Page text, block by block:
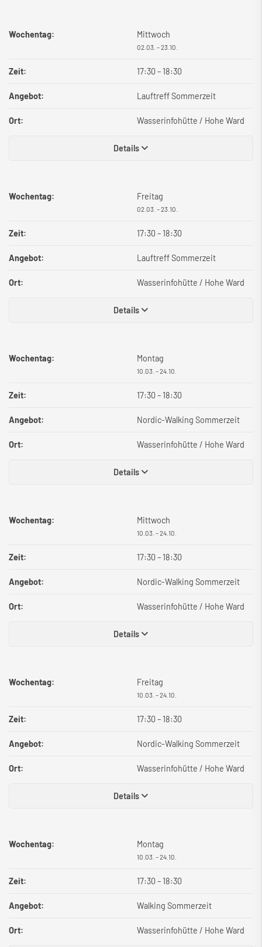
Wochentag: Mittwoch
02.03. – 23.10.
Zeit: 17:30 – 18:30
Angebot: Lauftreff Sommerzeit
Ort: Wasserinfohütte / Hohe Ward
Details
Wochentag: Freitag
02.03. – 23.10.
Zeit: 17:30 – 18:30
Angebot: Lauftreff Sommerzeit
Ort: Wasserinfohütte / Hohe Ward
Details
Wochentag: Montag
10.03. – 24.10.
Zeit: 17:30 – 18:30
Angebot: Nordic-Walking Sommerzeit
Ort: Wasserinfohütte / Hohe Ward
Details
Wochentag: Mittwoch
10.03. – 24.10.
Zeit: 17:30 – 18:30
Angebot: Nordic-Walking Sommerzeit
Ort: Wasserinfohütte / Hohe Ward
Details
Wochentag: Freitag
10.03. – 24.10.
Zeit: 17:30 – 18:30
Angebot: Nordic-Walking Sommerzeit
Ort: Wasserinfohütte / Hohe Ward
Details
Wochentag: Montag
10.03. – 24.10.
Zeit: 17:30 – 18:30
Angebot: Walking Sommerzeit
Ort: Wasserinfohütte / Hohe Ward